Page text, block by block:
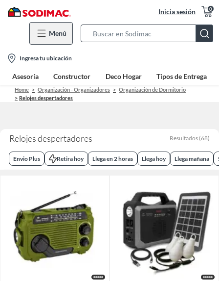
Inicia sesión 0
Menú
Bar
location-
icon
Ingresa tu ubicación
Asesoría Constructor Deco Hogar Tipos de Entrega
Home Organización - Organizadores
Organización de Dormitorio
Relojes despertadores
Relojes despertadores Resultados (68)
Envio Plus Retira hoy Llega en 2 horas Llega hoy Llega mañana